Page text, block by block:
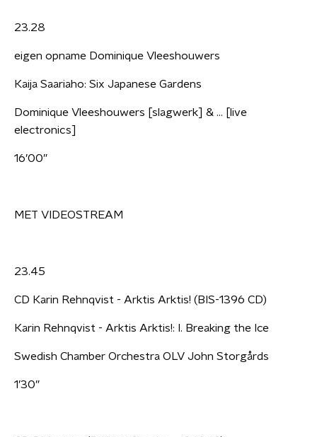
23.28
eigen opname Dominique Vleeshouwers
Kaija Saariaho: Six Japanese Gardens
Dominique Vleeshouwers [slagwerk] & … [live
electronics]
16’00”
MET VIDEOSTREAM
23.45
CD Karin Rehnqvist - Arktis Arktis! (BIS-1396 CD)
Karin Rehnqvist - Arktis Arktis!: I. Breaking the Ice
Swedish Chamber Orchestra OLV John Storgårds
1’30”